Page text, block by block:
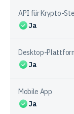
API für Krypto-
Ja
Desktop-
Ja
Mobile App
Ja